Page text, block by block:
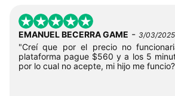
EMANUEL BECERRA GAME - 3/03/2025
"Creí que por el precio no
plataforma pague $560 y a los 5
por lo cual no acepte, mi hijo me